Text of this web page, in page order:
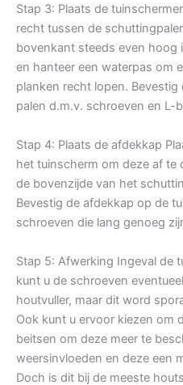
Stap 3: Plaats de
recht tussen de
bovenkant steeds even hoog
en hanteer een waterpas om
planken recht lopen.
palen d.m.v. schroeven en L-
Stap 4: Plaats de afdekkap
het tuinscherm om deze af
de bovenzijde van het
Bevestig de afdekkap op de
schroeven die lang genoeg
Stap 5: Afwerking Ingeval de
kunt u de schroeven
houtvuller, maar dit word
Ook kunt u ervoor kiezen om
beitsen om deze meer te
weersinvloeden en deze een
Doch is dit bij de meeste